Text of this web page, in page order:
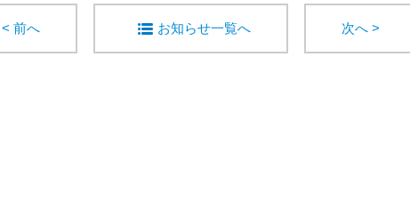
< 前へ お知らせ一覧へ 次へ >